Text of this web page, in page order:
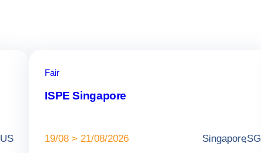
US
Fair
ISPE Singapore
19/08 > 21/08/2026 Singapore
,SG